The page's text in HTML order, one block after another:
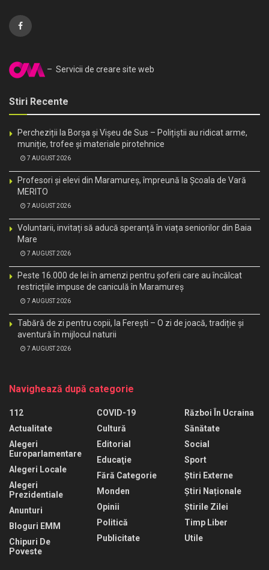
– Servicii de creare site web
Stiri Recente
Percheziții la Borșa și Vișeu de Sus – Polițiștii au ridicat arme,
muniție, trofee și materiale pirotehnice
7 AUGUST 2026
Profesori și elevi din Maramureș, împreună la Școala de Vară
MERITO
7 AUGUST 2026
Voluntarii, invitați să aducă speranță în viața seniorilor din Baia
Mare
7 AUGUST 2026
Peste 16.000 de lei în amenzi pentru șoferii care au încălcat
restricțiile impuse de caniculă în Maramureș
7 AUGUST 2026
Tabără de zi pentru copii, la Ferești – O zi de joacă, tradiție și
aventură în mijlocul naturii
7 AUGUST 2026
Navighează după categorie
112
Actualitate
Alegeri
Europarlamentare
Alegeri Locale
Alegeri
Prezidentiale
Anunturi
Bloguri EMM
Chipuri De
Poveste
COVID-19
Cultură
Editorial
Educaţie
Fără Categorie
Monden
Opinii
Politică
Publicitate
Război În Ucraina
Sănătate
Social
Sport
Știri Externe
Știri Naționale
Știrile Zilei
Timp Liber
Utile